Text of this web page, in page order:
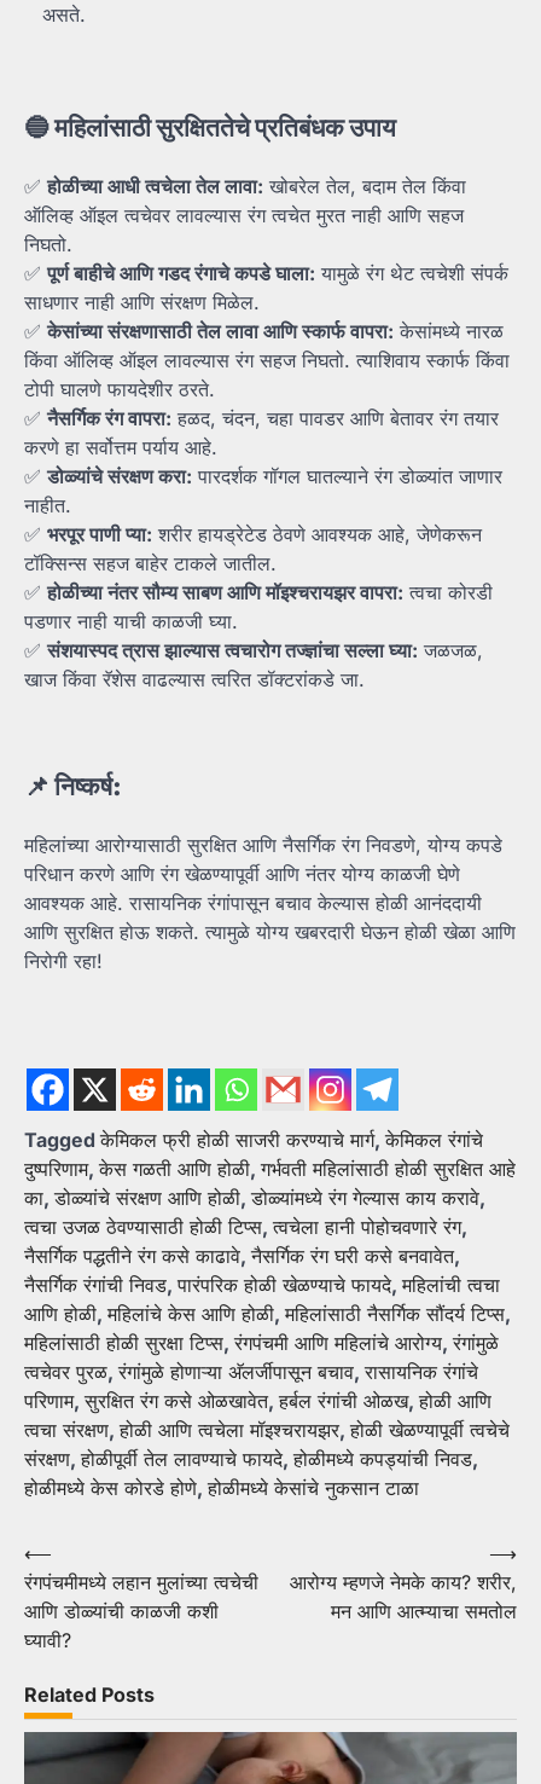
असते.
🔵महिलांसाठीसुरक्षिततेचेप्रतिबंधकउपाय
✅होळीच्याआधीत्वचेलातेललावा: खोबरेल तेल, बदाम तेल किंवा
ऑलिव्ह ऑइल त्वचेवर लावल्यास रंग त्वचेत मुरत नाही आणि सहज
निघतो.
✅पूर्णबाहीचेआणिगडदरंगाचेकपडेघाला: यामुळे रंग थेट त्वचेशी संपर्क
साधणार नाही आणि संरक्षण मिळेल.
✅केसांच्यासंरक्षणासाठीतेललावाआणिस्कार्फवापरा: केसांमध्ये नारळ
किंवा ऑलिव्ह ऑइल लावल्यास रंग सहज निघतो. त्याशिवाय स्कार्फ किंवा
टोपी घालणे फायदेशीर ठरते.
✅नैसर्गिकरंगवापरा: हळद, चंदन, चहा पावडर आणि बेतावर रंग तयार
करणे हा सर्वोत्तम पर्याय आहे.
✅डोळ्यांचेसंरक्षणकरा: पारदर्शक गॉगल घातल्याने रंग डोळ्यांत जाणार
नाहीत.
✅ भरपूरपाणीप्या: शरीर हायड्रेटेड ठेवणे आवश्यक आहे, जेणेकरून
टॉक्सिन्स सहज बाहेर टाकले जातील.
✅होळीच्यानंतरसौम्यसाबणआणिमॉइश्चरायझरवापरा: त्वचा कोरडी
पडणार नाही याची काळजी घ्या.
✅संशयास्पदत्रासझाल्यासत्वचारोगतज्ज्ञांचासल्लाघ्या: जळजळ,
खाज किंवा रॅशेस वाढल्यास त्वरित डॉक्टरांकडे जा.
📌निष्कर्ष:
महिलांच्या आरोग्यासाठी सुरक्षित आणि नैसर्गिक रंग निवडणे, योग्य कपडे
परिधान करणे आणि रंग खेळण्यापूर्वी आणि नंतर योग्य काळजी घेणे
आवश्यक आहे. रासायनिक रंगांपासून बचाव केल्यास होळी आनंददायी
आणि सुरक्षित होऊ शकते. त्यामुळे योग्य खबरदारी घेऊन होळी खेळा आणि
निरोगी रहा!
Taggedकेमिकल फ्री होळी साजरी करण्याचे मार्ग,केमिकल रंगांचे
दुष्परिणाम,केस गळती आणि होळी,गर्भवती महिलांसाठी होळी सुरक्षित आहे
का,डोळ्यांचे संरक्षण आणि होळी,डोळ्यांमध्ये रंग गेल्यास काय करावे,
त्वचा उजळ ठेवण्यासाठी होळी टिप्स,त्वचेला हानी पोहोचवणारे रंग,
नैसर्गिक पद्धतीने रंग कसे काढावे,नैसर्गिक रंग घरी कसे बनवावेत,
नैसर्गिक रंगांची निवड,पारंपरिक होळी खेळण्याचे फायदे,महिलांची त्वचा
आणि होळी,महिलांचे केस आणि होळी,महिलांसाठी नैसर्गिक सौंदर्य टिप्स,
महिलांसाठी होळी सुरक्षा टिप्स,रंगपंचमी आणि महिलांचे आरोग्य,रंगांमुळे
त्वचेवर पुरळ,रंगांमुळे होणाऱ्या अ‍ॅलर्जीपासून बचाव,रासायनिक रंगांचे
परिणाम,सुरक्षित रंग कसे ओळखावेत,हर्बल रंगांची ओळख,होळी आणि
त्वचा संरक्षण,होळी आणि त्वचेला मॉइश्चरायझर,होळी खेळण्यापूर्वी त्वचेचे
संरक्षण,होळीपूर्वी तेल लावण्याचे फायदे,होळीमध्ये कपड्यांची निवड,
होळीमध्ये केस कोरडे होणे,होळीमध्ये केसांचे नुकसान टाळा
Post
navigation
⟵
रंगपंचमीमध्ये लहान मुलांच्या त्वचेची
आणि डोळ्यांची काळजी कशी
घ्यावी?
आरोग्य म्हणजे नेमके काय? शरीर,
मन आणि आत्म्याचा समतोल
⟶
Related Posts